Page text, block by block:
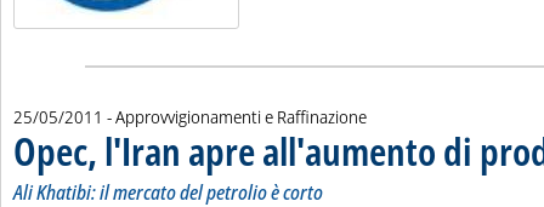
25/05/2011 - Approvvigionamenti e Raffinazione
Opec, l'Iran apre all'aumento di
Ali Khatibi: il mercato del petrolio è corto